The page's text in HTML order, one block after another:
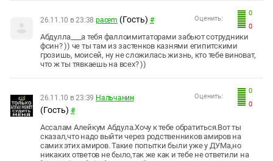
0
0
Оценить:
26.11.10 в 23:38 pacem (Гость) #
Абдулла___а тебя фаллоимитаторами забьют сотрудники
фсин? )) че ты там из застенков казнями египитскими
грозишь, моисей, ну не сложилась жизнь, кто тебе виноват,
что ж ты тявкаешь на всех? ))
0
0
Оценить:
26.11.10 в 23:39 Нальчанин
(Гость) #
Ассалам Алейкум Абдула.Хочу к тебе обратиться.Вот ты
сказал,что надо выйти через родственников амиров на
самих этих амиров. Такие попытки были уже у ДУМа,но
никаких ответов не было,так же как и тебе не ответили на